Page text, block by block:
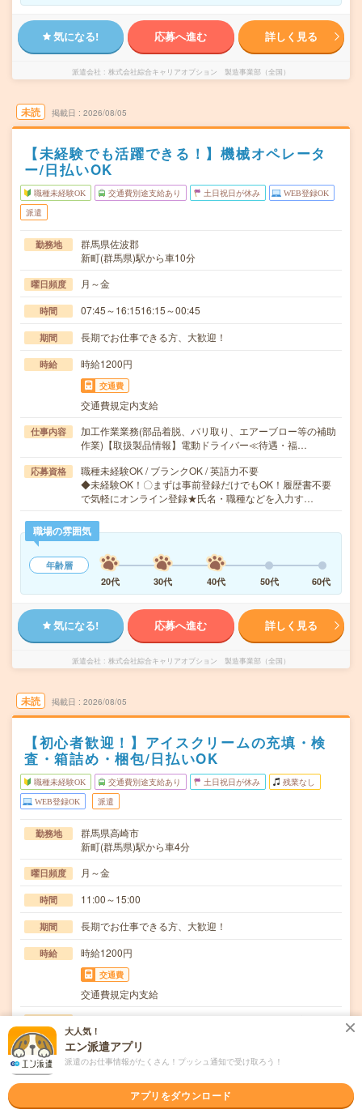
気になる! 応募へ進む 詳しく見る
派遣会社 株式会社綜合キャリアオプション 製造事業部（全国）
未読 掲載日 2026/08/05
【未経験でも活躍できる！】機械オペレータ
ー/日払いOK
職種未経験OK 交通費別途支給あり 土日祝日が休み WEB登録OK
派遣
勤務地
群馬県佐波郡
新町(群馬県)駅から車10分
曜日頻度 月～金
時間 07:45～16:1516:15～00:45
期間 長期でお仕事できる方、大歓迎！
時給 時給1200円
交通費
交通費規定内支給
仕事内容
加工作業業務(部品着脱、バリ取り、エアーブロー等の補助
作業)【取扱製品情報】電動ドライバー≪待遇・福…
応募資格
職種未経験OK / ブランクOK / 英語力不要
◆未経験OK！〇まずは事前登録だけでもOK！履歴書不要
で気軽にオンライン登録★氏名・職種などを入力す…
職場の雰囲気
年齢層
20代
30代 40代 50代 60代
気になる! 応募へ進む 詳しく見る
派遣会社 株式会社綜合キャリアオプション 製造事業部（全国）
未読 掲載日 2026/08/05
【初心者歓迎！】アイスクリームの充填・検
査・箱詰め・梱包/日払いOK
職種未経験OK 交通費別途支給あり 土日祝日が休み 残業なし
WEB登録OK 派遣
勤務地
群馬県高崎市
新町(群馬県)駅から車4分
曜日頻度 月～金
時間 11:00～15:00
期間 長期でお仕事できる方、大歓迎！
時給 時給1200円
交通費
交通費規定内支給
アイスクリーム製造の工場でのお仕事仕上げ工程(充填、検
査、箱詰、梱包、洗浄、殺菌)コンビニやスーパー…
応募資格
職種未経験OK / ブランクOK / 英語力不要
で気軽にオンライン登録★氏名・職種などを入力す…
大人気！
エン派遣アプリ
派遣のお仕事情報がたくさん！プッシュ通知で受け取ろう！
アプリをダウンロード